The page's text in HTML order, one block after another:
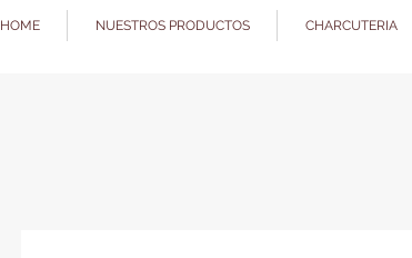
HOME NUESTROS PRODUCTOS CHARCUTERIA